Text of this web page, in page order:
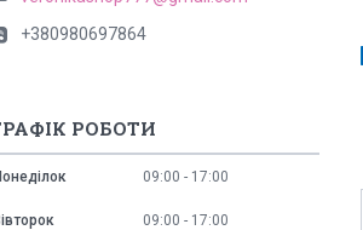
+380980697864
РОБОТИ
09:00 17:00
09:00 17:00